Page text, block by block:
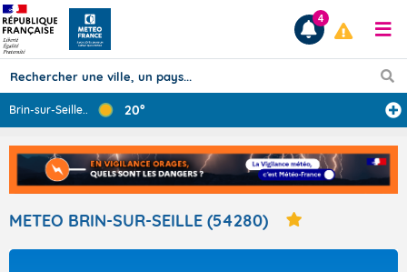
Prévisions
TOUS LES RÉSULTATS
Articles
4
Brin-sur-Seille... 20°
METEO BRIN-SUR-SEILLE (54280)